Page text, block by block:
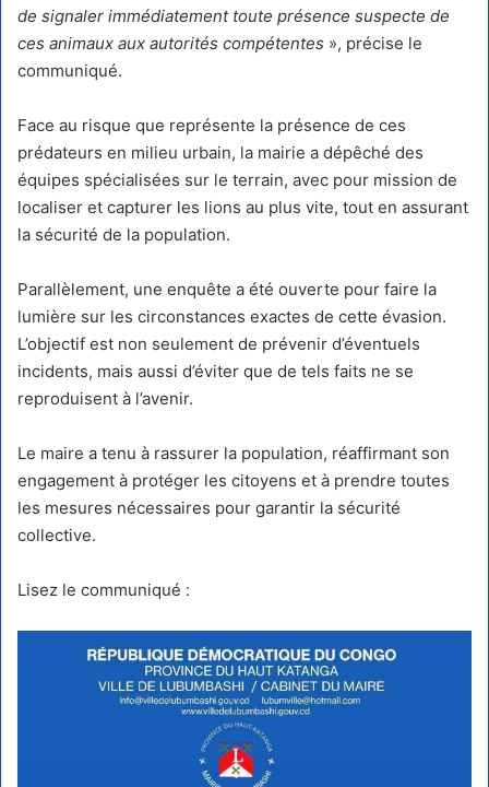
de signaler immédiatement toute présence suspecte de
ces animaux aux autorités compétentes », précise le
communiqué.
Face au risque que représente la présence de ces
prédateurs en milieu urbain, la mairie a dépêché des
équipes spécialisées sur le terrain, avec pour mission de
localiser et capturer les lions au plus vite, tout en assurant
la sécurité de la population.
Parallèlement, une enquête a été ouverte pour faire la
lumière sur les circonstances exactes de cette évasion.
L’objectif est non seulement de prévenir d’éventuels
incidents, mais aussi d’éviter que de tels faits ne se
reproduisent à l’avenir.
Le maire a tenu à rassurer la population, réaffirmant son
engagement à protéger les citoyens et à prendre toutes
les mesures nécessaires pour garantir la sécurité
collective.
Lisez le communiqué :